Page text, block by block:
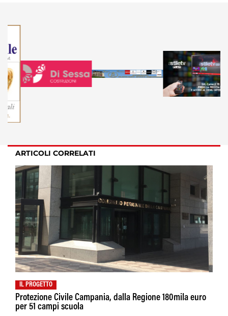
ARTICOLI CORRELATI
IL PROGETTO
Protezione Civile Campania, dalla Regione 180mila euro
per 51 campi scuola